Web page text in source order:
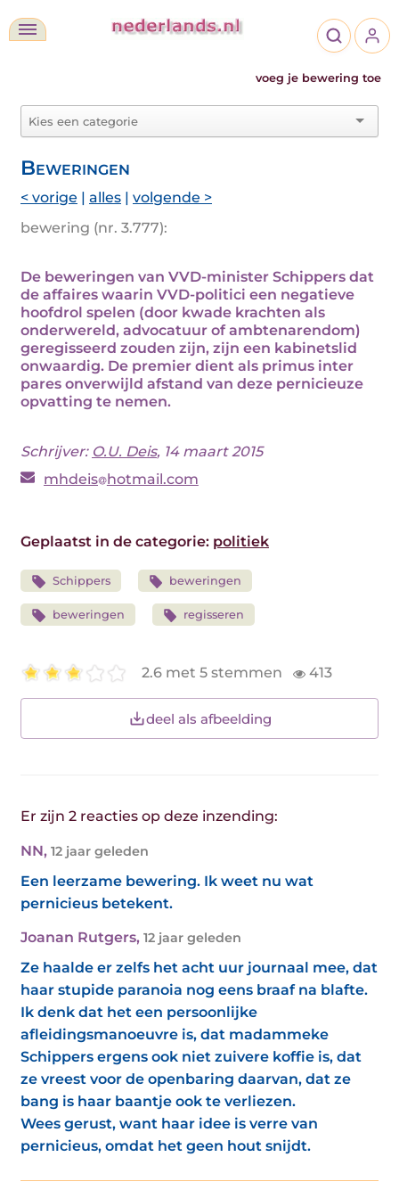
voeg je bewering toe
Beweringen
< vorige | alles | volgende >
bewering (nr. 3.777):
De beweringen van VVD-minister Schippers dat
de affaires waarin VVD-politici een negatieve
hoofdrol spelen (door kwade krachten als
onderwereld, advocatuur of ambtenarendom)
geregisseerd zouden zijn, zijn een kabinetslid
onwaardig. De premier dient als primus inter
pares onverwijld afstand van deze pernicieuze
opvatting te nemen.
Schrijver: O.U. Deis, 14 maart 2015
mhdeis hotmail.com
Geplaatst in de categorie: politiek
Schippers beweringen
beweringen regisseren
2.6 met 5 stemmen 413
deel als afbeelding
Er zijn 2 reacties op deze inzending:
NN, 12 jaar geleden
Een leerzame bewering. Ik weet nu wat
pernicieus betekent.
Joanan Rutgers, 12 jaar geleden
Ze haalde er zelfs het acht uur journaal mee, dat
haar stupide paranoia nog eens braaf na blafte.
Ik denk dat het een persoonlijke
afleidingsmanoeuvre is, dat madammeke
Schippers ergens ook niet zuivere koffie is, dat
ze vreest voor de openbaring daarvan, dat ze
bang is haar baantje ook te verliezen.
Wees gerust, want haar idee is verre van
pernicieus, omdat het geen hout snijdt.